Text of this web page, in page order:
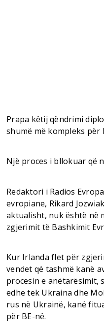
Prapa këtij qëndrimi
shumë më kompleks për
Një proces i bllokuar që
Redaktori i Radios
evropiane, Rikard
aktualisht, nuk është në
zgjerimit të Bashkimit
Kur Irlanda flet për
vendet që tashmë kanë
procesin e anëtarësimit,
edhe tek Ukraina dhe
rus në Ukrainë, kanë
për BE-në.